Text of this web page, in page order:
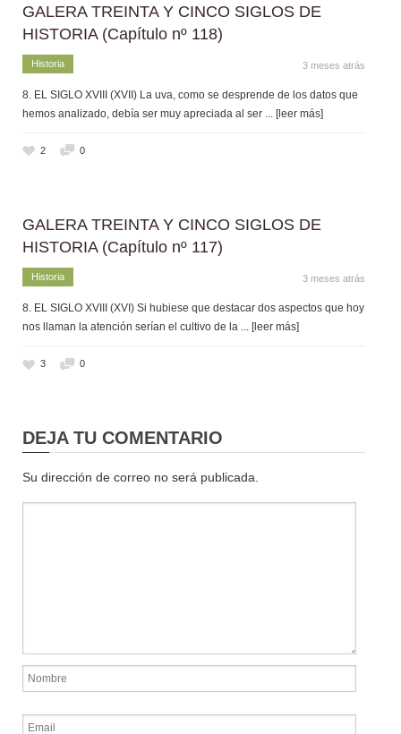
GALERA TREINTA Y CINCO SIGLOS DE
HISTORIA (Capítulo nº 118)
Historia 3 meses atrás
8. EL SIGLO XVIII (XVII) La uva, como se desprende de los datos que
hemos analizado, debía ser muy apreciada al ser ... [leer más]
2 0
GALERA TREINTA Y CINCO SIGLOS DE
HISTORIA (Capítulo nº 117)
Historia 3 meses atrás
8. EL SIGLO XVIII (XVI) Si hubiese que destacar dos aspectos que hoy
nos llaman la atención serían el cultivo de la ... [leer más]
3 0
DEJA TU COMENTARIO
Su dirección de correo no será publicada.